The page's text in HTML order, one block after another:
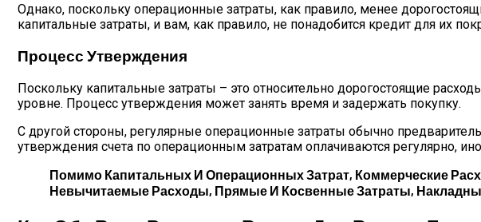
Однако, поскольку операционные затраты, как правило, менее
капитальные затраты, и вам, как правило, не понадобится кредит для их
Процесс Утверждения
Поскольку капитальные затраты – это относительно дорогостоящие
уровне. Процесс утверждения может занять время и задержать покупку.
С другой стороны, регулярные операционные затраты обычно
утверждения счета по операционным затратам оплачиваются регулярно,
Помимо Капитальных И Операционных Затрат, Коммерческие
Невычитаемые Расходы, Прямые И Косвенные Затраты,